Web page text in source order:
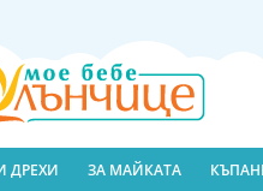
ДРЕХИ ЗА МАЙКАТА